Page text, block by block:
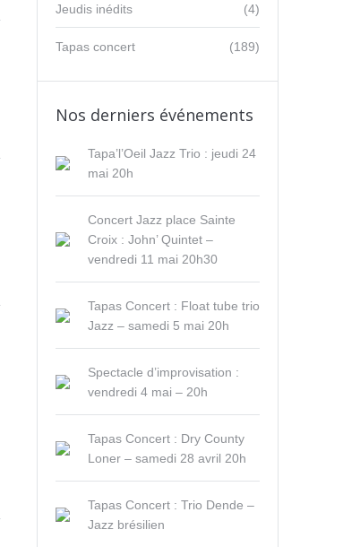
(4)
Jeudis inédits
(189)
Tapas concert
Nos derniers événements
Tapa’l’Oeil Jazz Trio : jeudi 24
mai 20h
Concert Jazz place Sainte
Croix : John’ Quintet –
vendredi 11 mai 20h30
Tapas Concert : Float tube trio
Jazz – samedi 5 mai 20h
Spectacle d’improvisation :
vendredi 4 mai – 20h
Tapas Concert : Dry County
Loner – samedi 28 avril 20h
Tapas Concert : Trio Dende –
Jazz brésilien